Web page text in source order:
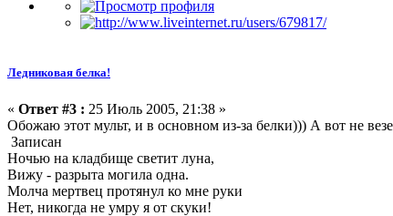
Ледниковая белка!
« Ответ #3 : 25 Июль 2005, 21:38 »
Обожаю этот мульт, и в основном из-за белки))) А вот не
Записан
Ночью на кладбище светит луна,
Вижу - разрыта могила одна.
Молча мертвец протянул ко мне руки
Нет, никогда не умру я от скуки!